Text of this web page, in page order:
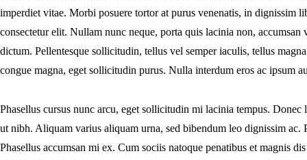
imperdiet vitae. Morbi posuere tortor at purus venenatis, in dignissim
consectetur elit. Nullam nunc neque, porta quis lacinia non, accumsan
dictum. Pellentesque sollicitudin, tellus vel semper iaculis, tellus
congue magna, eget sollicitudin purus. Nulla interdum eros ac ipsum
Phasellus cursus nunc arcu, eget sollicitudin mi lacinia tempus.
ut nibh. Aliquam varius aliquam urna, sed bibendum leo dignissim ac.
Phasellus accumsan mi ex. Cum sociis natoque penatibus et magnis